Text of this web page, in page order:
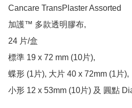
Cancare TransPlaster Assorted
加護™ 多款透明膠布,
24 片/盒
標準 19 x 72 mm (10片),
蝶形 (1片), 大片 40 x 72mm (1片),
小形 12 x 53mm (10片) 及 圓點